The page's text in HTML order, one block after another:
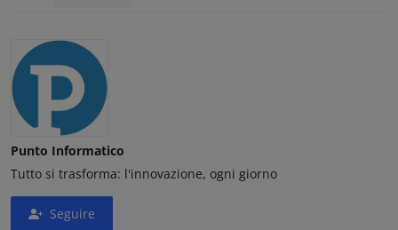
Punto Informatico
Tutto si trasforma: l'innovazione, ogni giorno
Seguire